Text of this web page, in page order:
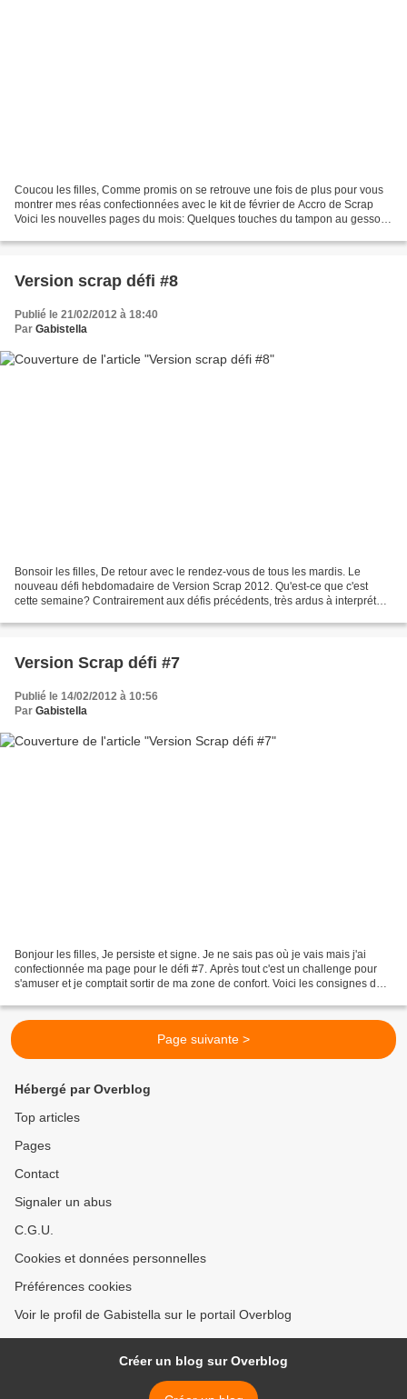
Coucou les filles, Comme promis on se retrouve une fois de plus pour vous
montrer mes réas confectionnées avec le kit de février de Accro de Scrap
Voici les nouvelles pages du mois: Quelques touches du tampon au gesso et
Version scrap défi #8
Publié le 21/02/2012 à 18:40
Par Gabistella
Bonsoir les filles, De retour avec le rendez-vous de tous les mardis. Le
nouveau défi hebdomadaire de Version Scrap 2012. Qu'est-ce que c'est
cette semaine? Contrairement aux défis précédents, très ardus à interpréter,
Version Scrap défi #7
Publié le 14/02/2012 à 10:56
Par Gabistella
Bonjour les filles, Je persiste et signe. Je ne sais pas où je vais mais j'ai
confectionnée ma page pour le défi #7. Après tout c'est un challenge pour
s'amuser et je comptait sortir de ma zone de confort. Voici les consignes de
Page suivante >
Hébergé par Overblog
Top articles
Pages
Contact
Signaler un abus
C.G.U.
Cookies et données personnelles
Préférences cookies
Voir le profil de Gabistella sur le portail Overblog
Créer un blog sur Overblog